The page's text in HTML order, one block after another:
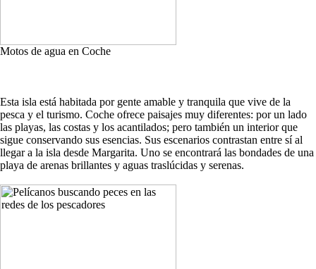
Motos de agua en Coche
Esta isla está habitada por gente amable y tranquila que vive de la
pesca y el turismo. Coche ofrece paisajes muy diferentes: por un lado
las playas, las costas y los acantilados; pero también un interior que
sigue conservando sus esencias. Sus escenarios contrastan entre sí al
llegar a la isla desde Margarita. Uno se encontrará las bondades de una
playa de arenas brillantes y aguas traslúcidas y serenas.